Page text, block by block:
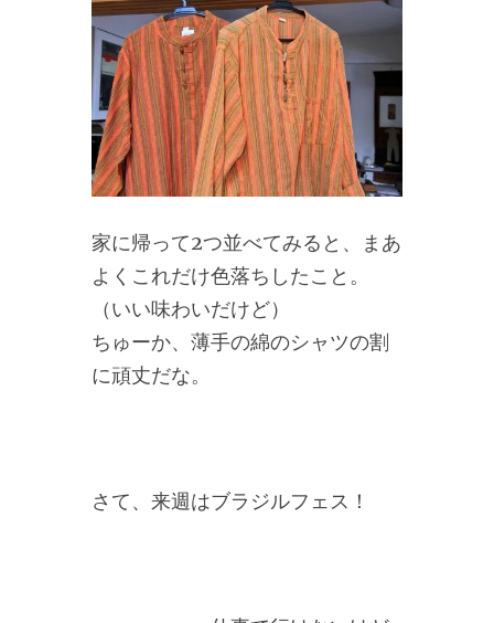
家に帰って2つ並べてみると、まあ
よくこれだけ色落ちしたこと。
（いい味わいだけど）
ちゅーか、薄手の綿のシャツの割
に頑丈だな。
さて、来週はブラジルフェス！